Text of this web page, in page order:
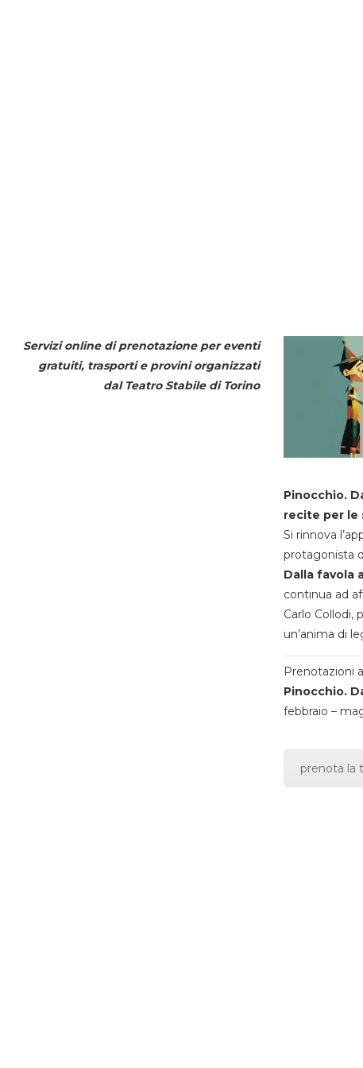
Servizi online di prenotazione per eventi
gratuiti, trasporti e provini organizzati
dal Teatro Stabile di Torino
Pinocchio.
recite per le
Si rinnova
protagonista
Dalla favola
continua ad
Carlo Collodi,
un’anima di
Prenotazioni
Pinocchio.
febbraio –
prenota la